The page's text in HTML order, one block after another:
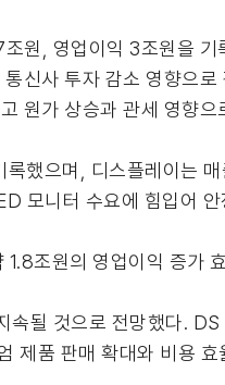
, 영업이익 3조원을 기
신사 투자 감소 영향으
원가 상승과 관세 영향
했으며, 디스플레이는
모니터 수요에 힘입어
조원의 영업이익 증가
될 것으로 전망했다.
제품 판매 확대와 비용